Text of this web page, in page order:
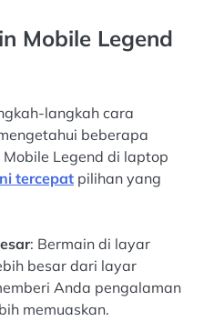
Mobile Legend
langkah cara
beberapa
Legend di laptop
tercepat pilihan yang
: Bermain di layar
besar dari layar
Anda pengalaman
memuaskan.